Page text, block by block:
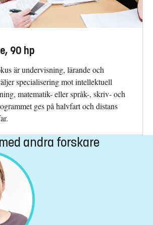
90 hp
är undervisning, lärande och
specialisering mot intellektuell
matematik- eller språk-, skriv- och
ges på halvfart och distans
andra forskare